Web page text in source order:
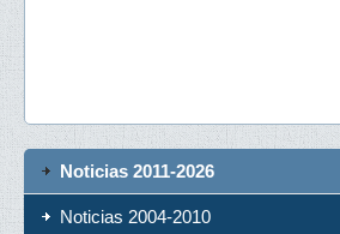
Noticias 2011-2026
Noticias 2004-2010